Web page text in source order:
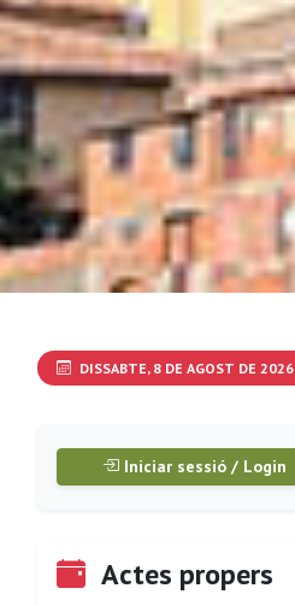
DISSABTE, 8 DE AGOST DE 2026
Iniciar sessió / Login
Actes propers